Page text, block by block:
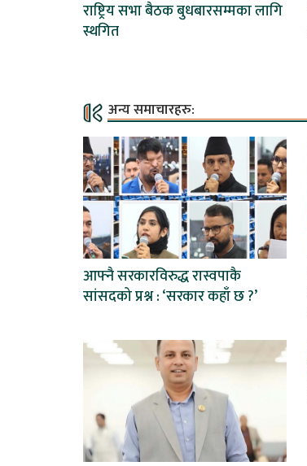
राष्ट्रिय सभा बैठक बुधबारसम्मका लागि
स्थगित
अन्य समाचारहरु:
आफ्नै सरकारविरुद्ध रास्वपाकै
सांसदको प्रश्न : ‘सरकार कहाँ छ ?’